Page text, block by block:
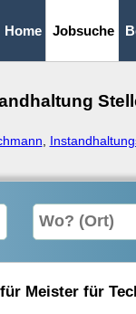
Home Jobsuche
Meister für